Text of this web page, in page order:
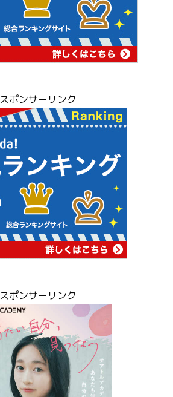
スポンサーリンク
スポンサーリンク